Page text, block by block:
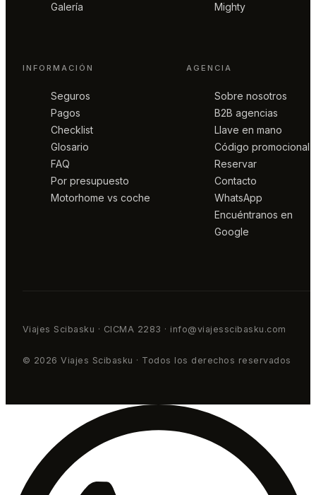
Galería
Mighty
INFORMACIÓN
Seguros
Pagos
Checklist
Glosario
FAQ
Por presupuesto
Motorhome vs coche
AGENCIA
Sobre nosotros
B2B agencias
Llave en mano
Código promocional
Reservar
Contacto
WhatsApp
Encuéntranos en
Google
Viajes Scibasku · CICMA 2283 · info@viajesscibasku.com
© 2026 Viajes Scibasku · Todos los derechos reservados